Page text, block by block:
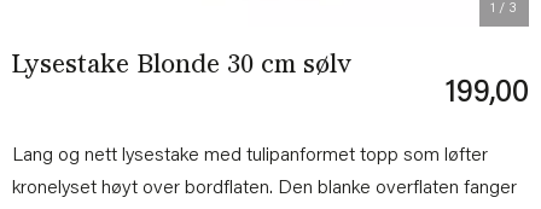
1 / 3
Lysestake Blonde 30 cm sølv
199,00
Lang og nett lysestake med tulipanformet topp som løfter
kronelyset høyt over bordflaten. Den blanke overflaten fanger